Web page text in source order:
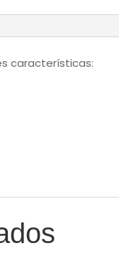
características: